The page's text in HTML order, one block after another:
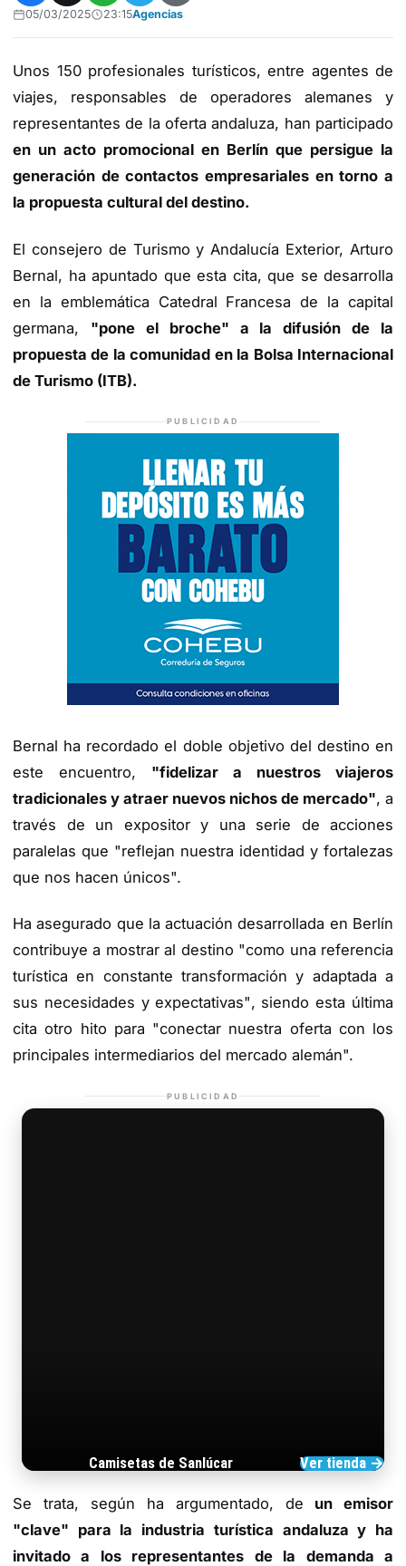
05/03/2025 23:15Agencias
Unos 150 profesionales turísticos, entre agentes de
viajes, responsables de operadores alemanes y
representantes de la oferta andaluza, han participado
en un acto promocional en Berlín que persigue la
generación de contactos empresariales en torno a
la propuesta cultural del destino.
El consejero de Turismo y Andalucía Exterior, Arturo
Bernal, ha apuntado que esta cita, que se desarrolla
en la emblemática Catedral Francesa de la capital
germana, "pone el broche" a la difusión de la
propuesta de la comunidad en la Bolsa Internacional
de Turismo (ITB).
PUBLICIDAD
Bernal ha recordado el doble objetivo del destino en
este encuentro, "fidelizar a nuestros viajeros
tradicionales y atraer nuevos nichos de mercado", a
través de un expositor y una serie de acciones
paralelas que "reflejan nuestra identidad y fortalezas
que nos hacen únicos".
Ha asegurado que la actuación desarrollada en Berlín
contribuye a mostrar al destino "como una referencia
turística en constante transformación y adaptada a
sus necesidades y expectativas", siendo esta última
cita otro hito para "conectar nuestra oferta con los
principales intermediarios del mercado alemán".
PUBLICIDAD
Camisetas de Sanlúcar Ver tienda →
Se trata, según ha argumentado, de un emisor
"clave" para la industria turística andaluza y ha
invitado a los representantes de la demanda a